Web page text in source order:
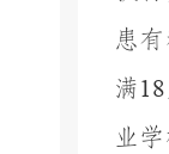
患
满18
业